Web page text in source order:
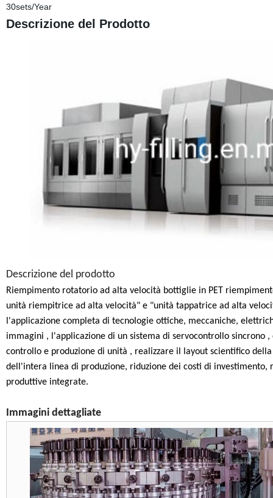
30sets/Year
Descrizione del Prodotto
Descrizione del prodotto
Riempimento rotatorio ad alta velocità bottiglie in PET
unità riempitrice ad alta velocità" e "unità tappatrice ad alta
l'applicazione completa di tecnologie ottiche, meccaniche,
immagini , l'applicazione di un sistema di servocontrollo
controllo e produzione di unità , realizzare il layout scientifico
dell'intera linea di produzione, riduzione dei costi di
produttive integrate.
Immagini dettagliate